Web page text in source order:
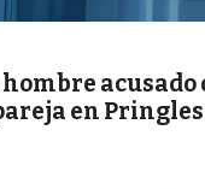
acusado
en Pringles